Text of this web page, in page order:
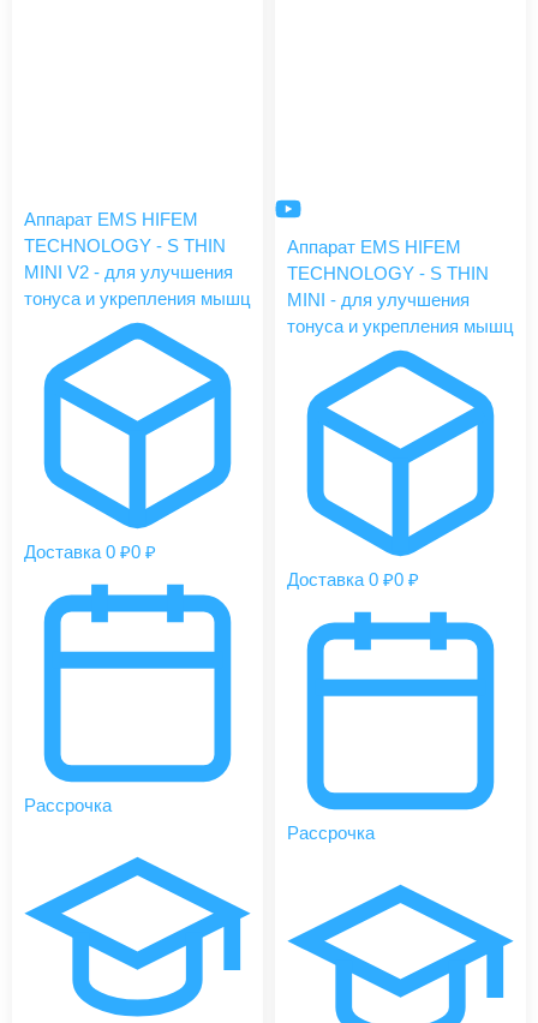
Аппарат EMS HIFEM
TECHNOLOGY - S THIN
MINI V2 - для улучшения
тонуса и укрепления мышц
Доставка 0 ₽0 ₽
Рассрочка
Аппарат EMS HIFEM
TECHNOLOGY - S THIN
MINI - для улучшения
тонуса и укрепления мышц
Доставка 0 ₽0 ₽
Рассрочка